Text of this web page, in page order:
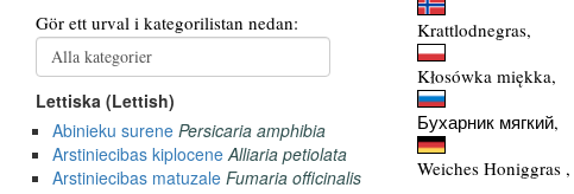
Krattlodnegras,
Kłosówka miękka,
Бухарник мягкий,
Weiches Honiggras ,